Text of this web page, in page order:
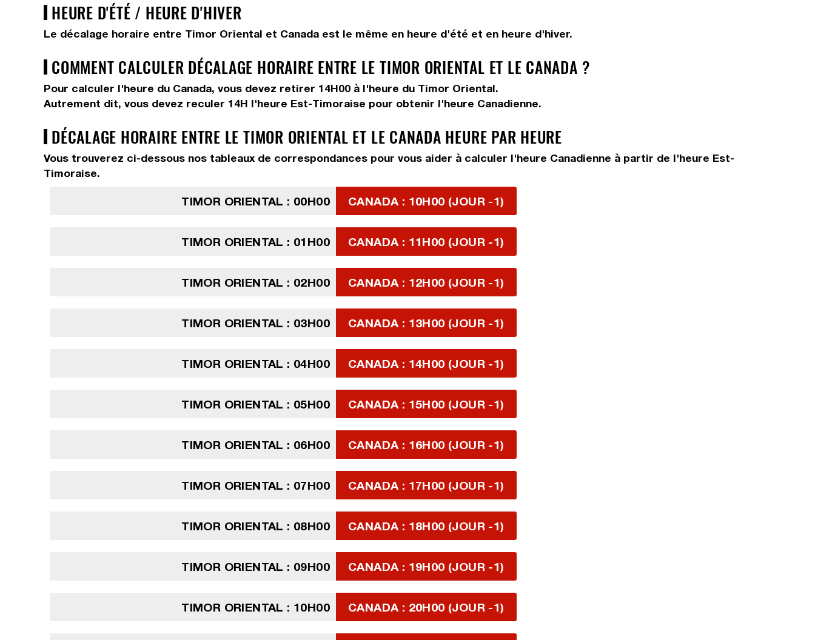
HEURE D'ÉTÉ / HEURE D'HIVER
Le décalage horaire entre Timor Oriental et Canada est le même en heure d'été et en heure d'hiver.
COMMENT CALCULER DÉCALAGE HORAIRE ENTRE LE TIMOR ORIENTAL ET LE CANADA ?
Pour calculer l'heure du Canada, vous devez retirer 14H00 à l'heure du Timor Oriental.
Autrement dit, vous devez reculer 14H l'heure Est-Timoraise pour obtenir l'heure Canadienne.
DÉCALAGE HORAIRE ENTRE LE TIMOR ORIENTAL ET LE CANADA HEURE PAR HEURE
Vous trouverez ci-dessous nos tableaux de correspondances pour vous aider à calculer l'heure Canadienne à partir de l'heure Est-
Timoraise.
TIMOR ORIENTAL : 00H00 CANADA : 10H00 (JOUR -1)
TIMOR ORIENTAL : 01H00 CANADA : 11H00 (JOUR -1)
TIMOR ORIENTAL : 02H00 CANADA : 12H00 (JOUR -1)
TIMOR ORIENTAL : 03H00 CANADA : 13H00 (JOUR -1)
TIMOR ORIENTAL : 04H00 CANADA : 14H00 (JOUR -1)
TIMOR ORIENTAL : 05H00 CANADA : 15H00 (JOUR -1)
TIMOR ORIENTAL : 06H00 CANADA : 16H00 (JOUR -1)
TIMOR ORIENTAL : 07H00 CANADA : 17H00 (JOUR -1)
TIMOR ORIENTAL : 08H00 CANADA : 18H00 (JOUR -1)
TIMOR ORIENTAL : 09H00 CANADA : 19H00 (JOUR -1)
TIMOR ORIENTAL : 10H00 CANADA : 20H00 (JOUR -1)